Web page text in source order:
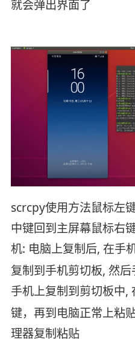
就会弹出界面了
scrcpy使用方法鼠标左
中键回到主屏幕鼠标右
机: 电脑上复制后, 在手
复制到手机剪切板, 然
手机上复制到剪切板中,
键，再到电脑正常上粘
理器复制粘贴